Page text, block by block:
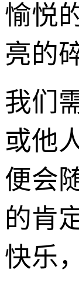
愉悦
亮的
我们
或他
便会
的肯
快乐